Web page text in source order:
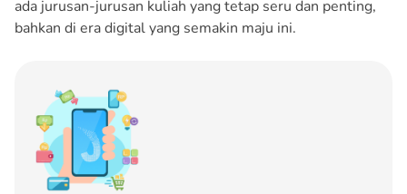
ada jurusan-jurusan kuliah yang tetap seru dan penting,
bahkan di era digital yang semakin maju ini.